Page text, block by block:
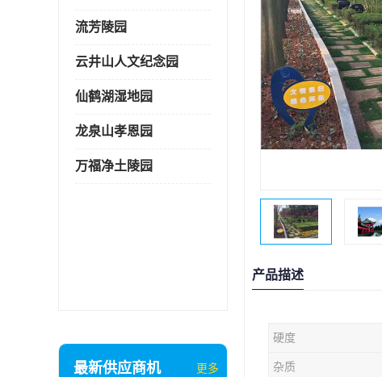
流芳陵园
云井山人文纪念园
仙鹤湖湿地园
龙泉山孝恩园
万福净土陵园
最新供应商机 更多
产品描述
硬度
杂质